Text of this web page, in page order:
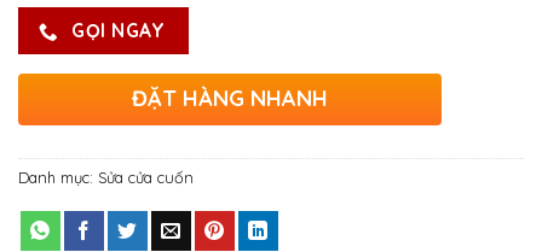
GỌI NGAY
ĐẶT HÀNG NHANH
Danh mục: Sửa cửa cuốn